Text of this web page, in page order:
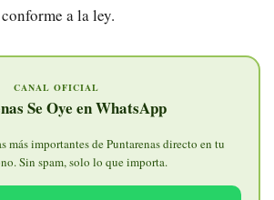
a la ley.
CANAL OFICIAL
Se Oye en WhatsApp
más importantes de Puntarenas directo en tu
Sin spam, solo lo que importa.